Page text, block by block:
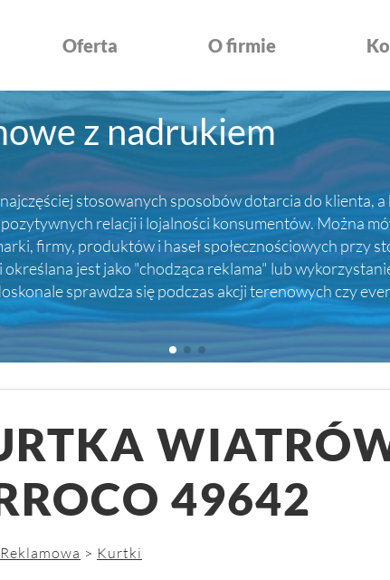
Oferta O firmie
z nadrukiem
stosowanych sposobów dotarcia do klienta, a
relacji i lojalności konsumentów. Można
firmy, produktów i haseł społecznościowych przy
jest jako "chodząca reklama" lub
sprawdza się podczas akcji terenowych czy
49642
> Kurtki